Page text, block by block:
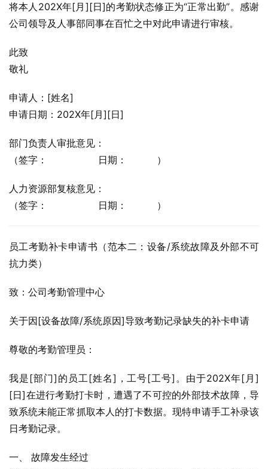
将本人202X年[月][日]的考勤状态修正为“正常出勤”。感谢
公司领导及人事部同事在百忙之中对此申请进行审核。
此致
敬礼
申请人：[姓名]
申请日期：202X年[月][日]
部门负责人审批意见：
（签字：                 日期：          ）
人力资源部复核意见：
（签字：                 日期：          ）
员工考勤补卡申请书（范本二：设备/系统故障及外部不可
抗力类）
致：公司考勤管理中心
关于因[设备故障/系统原因]导致考勤记录缺失的补卡申请
尊敬的考勤管理员：
我是[部门]的员工[姓名]，工号[工号]。由于202X年[月]
[日]在进行考勤打卡时，遭遇了不可控的外部技术故障，导
致系统未能正常抓取本人的打卡数据。现特申请手工补录该
日考勤记录。
一、 故障发生经过